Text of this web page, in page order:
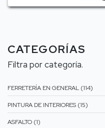
CATEGORÍAS
Filtra por categoría.
FERRETERÍA EN GENERAL (114)
PINTURA DE INTERIORES (15)
ASFALTO (1)